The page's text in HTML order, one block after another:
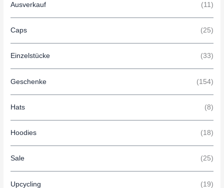
Ausverkauf (11)
Caps (25)
Einzelstücke (33)
Geschenke (154)
Hats (8)
Hoodies (18)
Sale (25)
Upcycling (19)